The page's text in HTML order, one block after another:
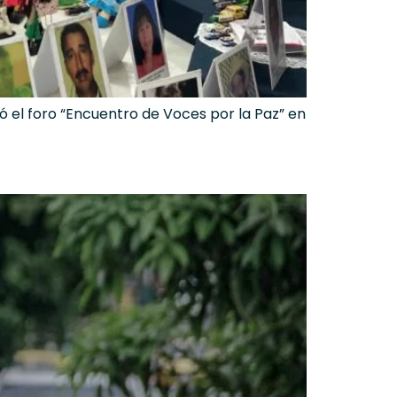
foro “Encuentro de Voces por la Paz” en